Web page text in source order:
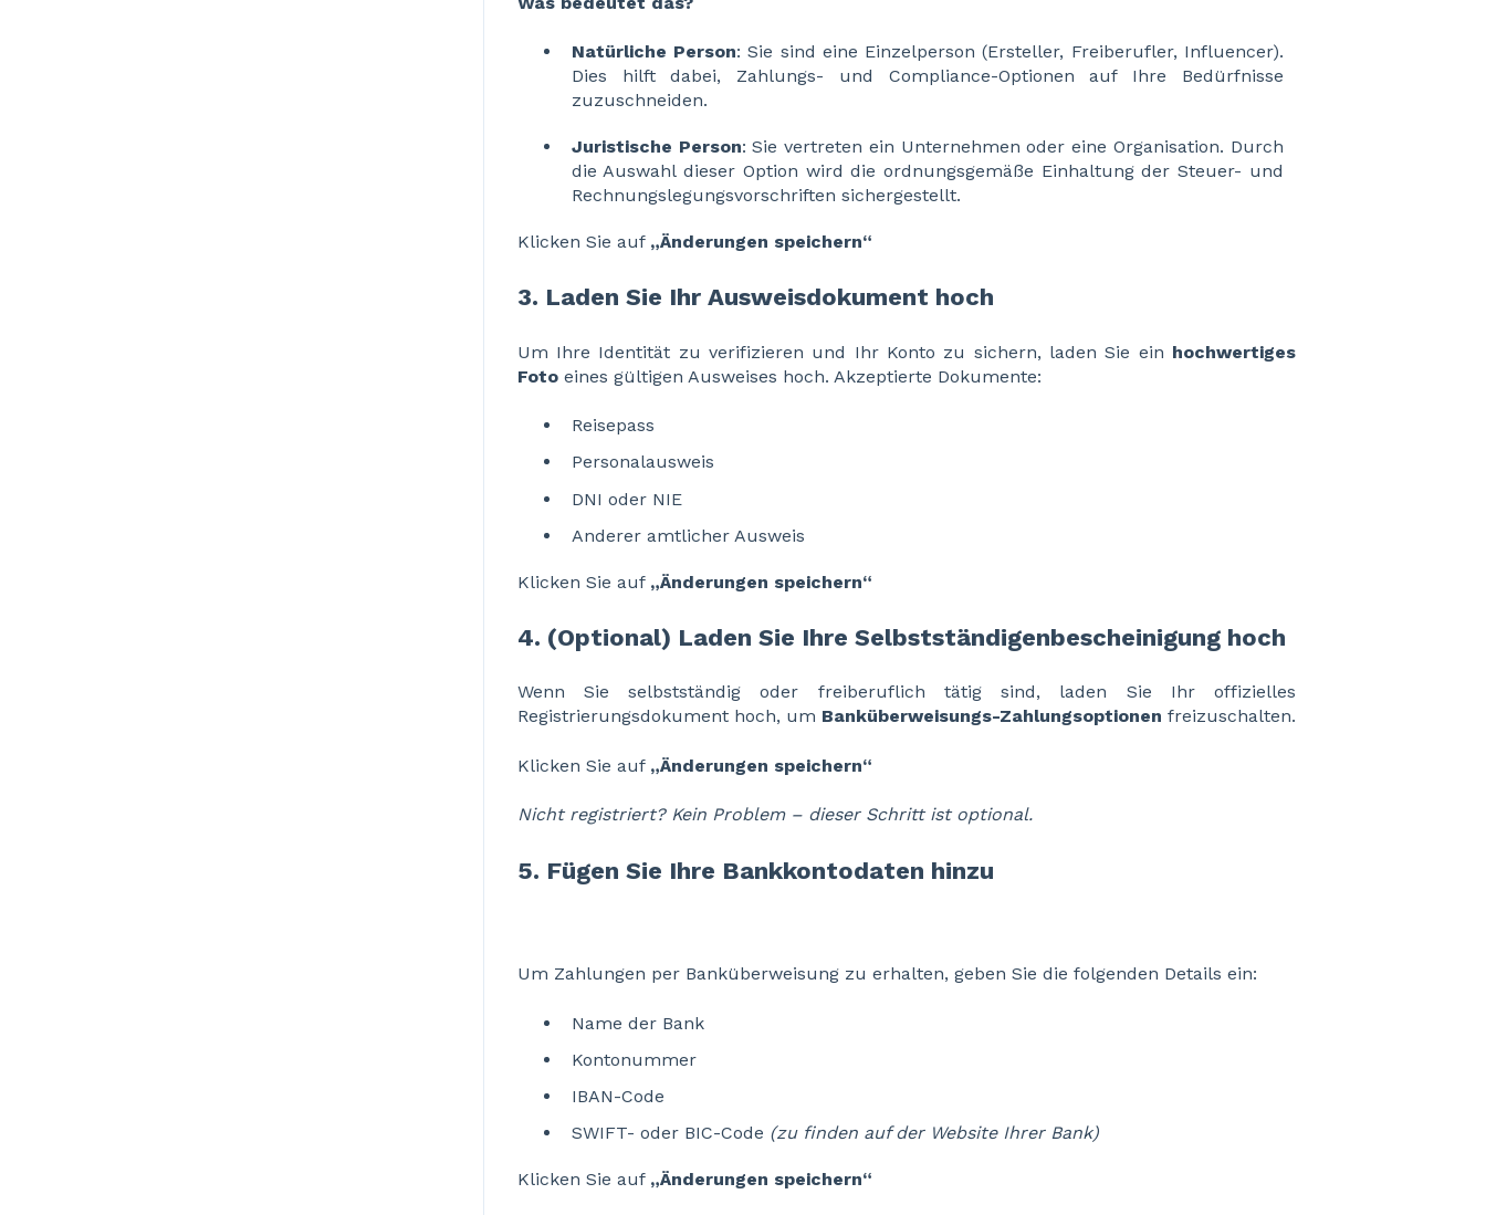
Natürliche Person: Sie sind eine Einzelperson (Ersteller, Freiberufler, Influencer).
Dies hilft dabei, Zahlungs- und Compliance-Optionen auf Ihre Bedürfnisse
zuzuschneiden.
Juristische Person: Sie vertreten ein Unternehmen oder eine Organisation. Durch
die Auswahl dieser Option wird die ordnungsgemäße Einhaltung der Steuer- und
Rechnungslegungsvorschriften sichergestellt.
Klicken Sie auf „Änderungen speichern“
3. Laden Sie Ihr Ausweisdokument hoch
Um Ihre Identität zu verifizieren und Ihr Konto zu sichern, laden Sie ein hochwertiges
Fotoeines gültigen Ausweises hoch. Akzeptierte Dokumente:
Reisepass
Personalausweis
DNI oder NIE
Anderer amtlicher Ausweis
Klicken Sie auf „Änderungen speichern“
4. (Optional) Laden Sie Ihre Selbstständigenbescheinigung hoch
Wenn Sie selbstständig oder freiberuflich tätig sind, laden Sie Ihr offizielles
Registrierungsdokument hoch, um Banküberweisungs-Zahlungsoptionen freizuschalten.
Klicken Sie auf „Änderungen speichern“
Nicht registriert? Kein Problem – dieser Schritt ist optional.
5. Fügen Sie Ihre Bankkontodaten hinzu
Um Zahlungen per Banküberweisung zu erhalten, geben Sie die folgenden Details ein:
Name der Bank
Kontonummer
IBAN-Code
SWIFT- oder BIC-Code (zu finden auf der Website Ihrer Bank)
Klicken Sie auf „Änderungen speichern“